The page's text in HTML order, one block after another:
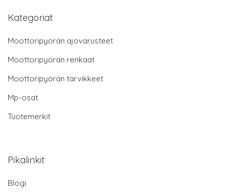
Kategoriat
Moottoripyörän ajovarusteet
Moottoripyörän renkaat
Moottoripyörän tarvikkeet
Mp-osat
Tuotemerkit
Pikalinkit
Blogi